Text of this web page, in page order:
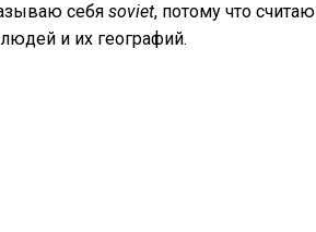
себя soviet, потому что считаю
и их географий.